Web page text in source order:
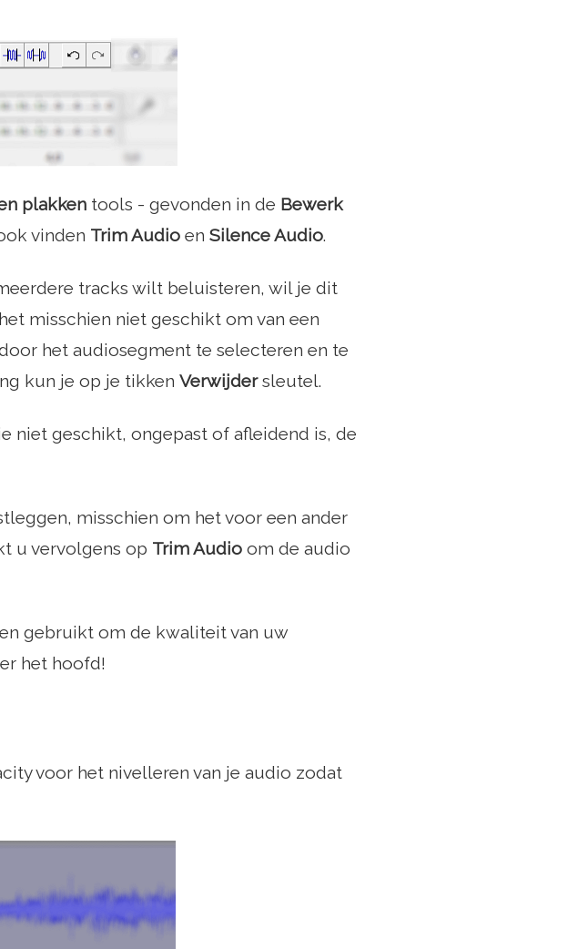
plakken tools - gevonden in de Bewerk
vinden Trim Audio en Silence Audio.
tracks wilt beluisteren, wil je dit
misschien niet geschikt om van een
het audiosegment te selecteren en te
kun je op je tikken Verwijdersleutel.
niet geschikt, ongepast of afleidend is, de
misschien om het voor een ander
u vervolgens op Trim Audio om de audio
gebruikt om de kwaliteit van uw
het hoofd!
voor het nivelleren van je audio zodat